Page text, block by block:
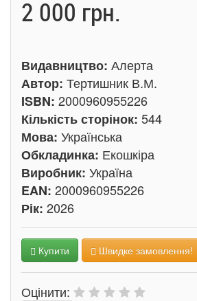
2 000 грн.
Видавництво: Алерта
Автор: Тертишник В.М.
ISBN: 2000960955226
Кількість сторінок: 544
Мова: Українська
Обкладинка: Екошкіра
Виробник: Україна
EAN: 2000960955226
Рік: 2026
Купити Швидке замовлення!
Оцінити: